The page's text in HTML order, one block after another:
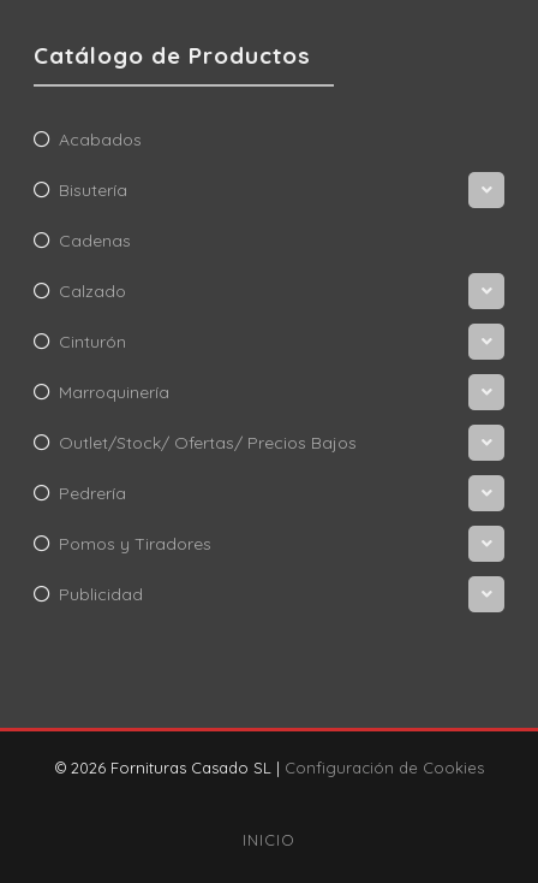
Catálogo de Productos
Acabados
Bisutería
Cadenas
Calzado
Cinturón
Marroquinería
Outlet/Stock/ Ofertas/ Precios Bajos
Pedrería
Pomos y Tiradores
Publicidad
© 2026 Fornituras Casado SL | Configuración de Cookies
INICIO